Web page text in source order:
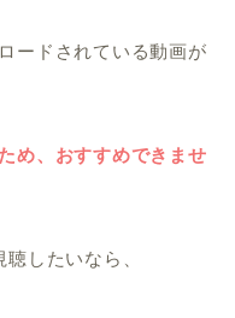
ードされている動画が
め、おすすめできませ
したいなら、